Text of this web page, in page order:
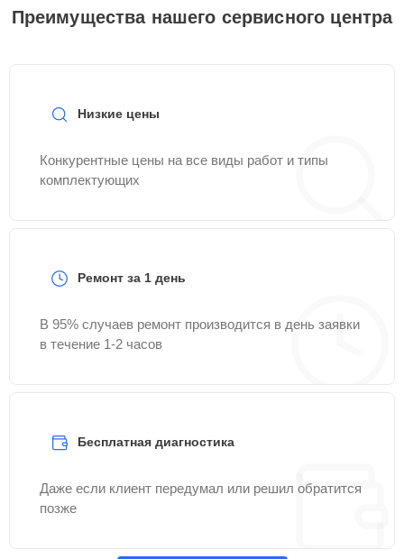
Преимущества нашего сервисного центра
Низкие цены
Конкурентные цены на все виды работ и типы
комплектующих
Ремонт за 1 день
В 95% случаев ремонт производится в день заявки
в течение 1-2 часов
Бесплатная диагностика
Даже если клиент передумал или решил обратится
позже